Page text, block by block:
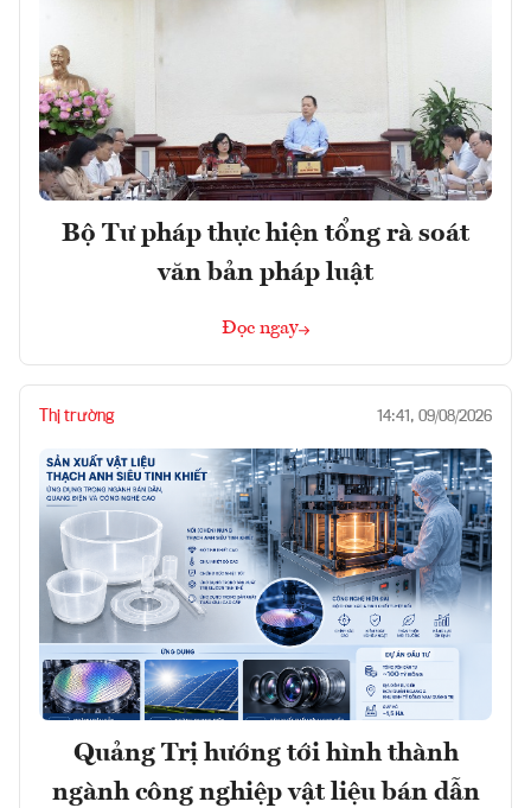
Bộ Tư pháp thực hiện tổng rà soát
văn bản pháp luật
Đọc ngay
Thị trường 14:41, 09/08/2026
Quảng Trị hướng tới hình thành
ngành công nghiệp vật liệu bán dẫn